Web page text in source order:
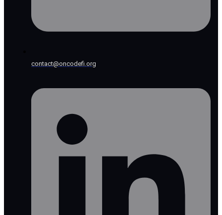
contact@oncodefi.org